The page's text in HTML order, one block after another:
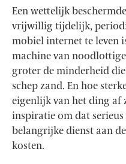
Een wettelijk
vrijwillig tijdelijk,
mobiel internet te leven
machine van
groter de minderheid
schep zand. En hoe
eigenlijk van het ding af
inspiratie om dat serieus
belangrijke dienst aan
kosten.